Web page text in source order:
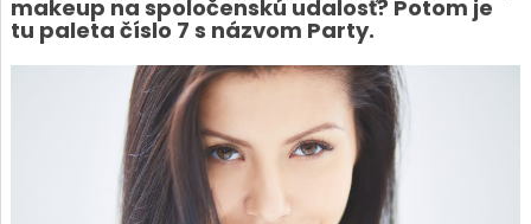
makeup na spoločenskú udalosť? Potom je
tu paleta číslo 7 s názvom Party.